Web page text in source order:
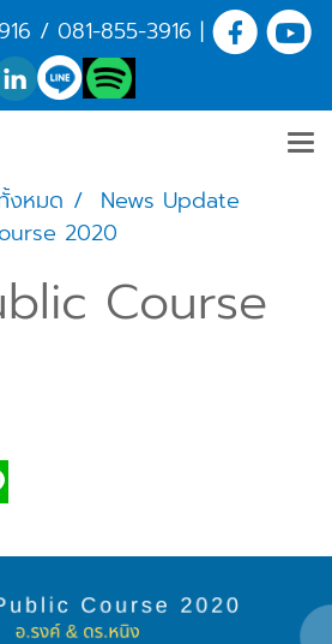
/ 081-855-3916 |
งหมด
News Update
2020
Course